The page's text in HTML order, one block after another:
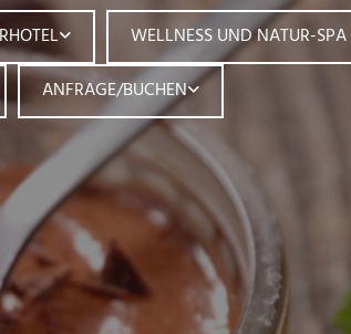
WELLNESS UND NATUR-SPA
ANFRAGE/BUCHEN